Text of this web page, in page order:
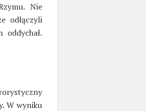
Nie
odłączyli
W wyniku